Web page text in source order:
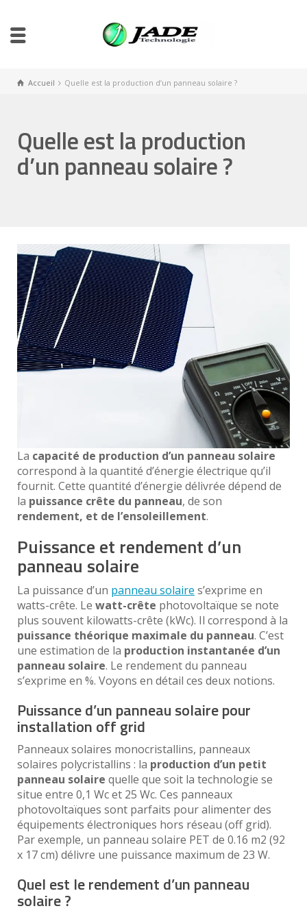
Accueil Quelle est la production d’un panneau solaire ?
Quelle est la production
d’un panneau solaire ?
La capacité de production d’un panneau solaire
correspond à la quantité d’énergie électrique qu’il
fournit. Cette quantité d’énergie délivrée dépend de
la puissance crête du panneau, de son
rendement, et de l’ensoleillement.
Puissance et rendement d’un
panneau solaire
La puissance d’un panneau solaire s’exprime en
watts-crête. Le watt-crête photovoltaïque se note
plus souvent kilowatts-crête (kWc). Il correspond à la
puissance théorique maximale du panneau. C’est
une estimation de la production instantanée d’un
panneau solaire. Le rendement du panneau
s’exprime en %. Voyons en détail ces deux notions.
Puissance d’un panneau solaire pour
installation off grid
Panneaux solaires monocristallins, panneaux
solaires polycristallins : la production d’un petit
panneau solaire quelle que soit la technologie se
situe entre 0,1 Wc et 25 Wc. Ces panneaux
photovoltaïques sont parfaits pour alimenter des
équipements électroniques hors réseau (off grid).
Par exemple, un panneau solaire PET de 0.16 m2 (92
x 17 cm) délivre une puissance maximum de 23 W.
Quel est le rendement d’un panneau
solaire ?